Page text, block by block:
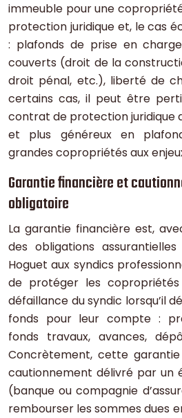
immeuble pour une
protection juridique et, le cas
: plafonds de prise en
couverts (droit de la
droit pénal, etc.), liberté de
certains cas, il peut être
contrat de protection juridique
et plus généreux en
grandes copropriétés aux
Garantie financière et
obligatoire
La garantie financière est,
des obligations
Hoguet aux syndics
de protéger les
défaillance du syndic lorsqu’il
fonds pour leur compte :
fonds travaux, avances,
Concrètement, cette
cautionnement délivré par un
(banque ou compagnie
rembourser les sommes dues